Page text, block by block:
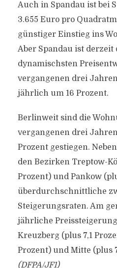
Auch in Spandau ist bei
3.655 Euro pro
günstiger Einstieg ins
Aber Spandau ist
dynamischsten
vergangenen drei
jährlich um 16 Prozent.
Berlinweit sind die
vergangenen drei
Prozent gestiegen.
den Bezirken Treptow-
Prozent) und Pankow
überdurchschnittliche
Steigerungsraten. Am
jährliche
Kreuzberg (plus 7,1
Prozent) und Mitte (plus
(DFPA/JF1)